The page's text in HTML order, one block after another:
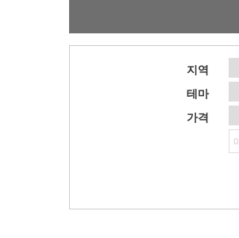
지역
테마
가격